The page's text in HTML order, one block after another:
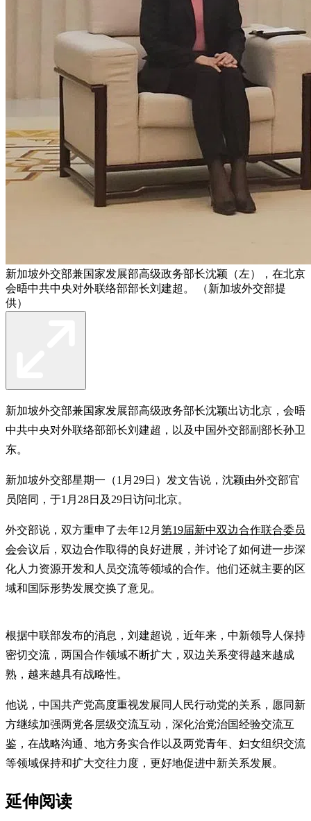
新加坡外交部兼国家发展部高级政务部长沈颖（左），在北京
会晤中共中央对外联络部部长刘建超。 （新加坡外交部提
供）
新加坡外交部兼国家发展部高级政务部长沈颖出访北京，会晤
中共中央对外联络部部长刘建超，以及中国外交部副部长孙卫
东。
新加坡外交部星期一（1月29日）发文告说，沈颖由外交部官
员陪同，于1月28日及29日访问北京。
外交部说，双方重申了去年12月 第19届新中双边合作联合委员
会会议后，双边合作取得的良好进展，并讨论了如何进一步深
化人力资源开发和人员交流等领域的合作。他们还就主要的区
域和国际形势发展交换了意见。
根据中联部发布的消息，刘建超说，近年来，中新领导人保持
密切交流，两国合作领域不断扩大，双边关系变得越来越成
熟，越来越具有战略性。
他说，中国共产党高度重视发展同人民行动党的关系，愿同新
方继续加强两党各层级交流互动，深化治党治国经验交流互
鉴，在战略沟通、地方务实合作以及两党青年、妇女组织交流
等领域保持和扩大交往力度，更好地促进中新关系发展。
延伸阅读